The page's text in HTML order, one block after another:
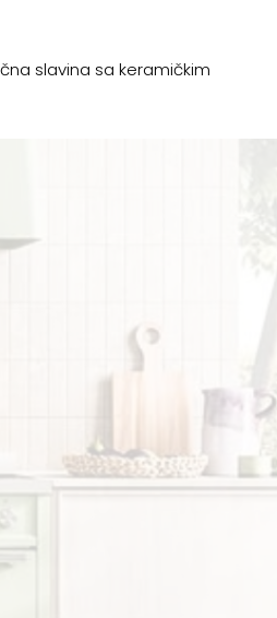
slavina sa keramičkim